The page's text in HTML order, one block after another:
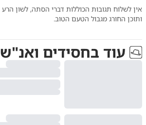
אין לשלוח תגובות הכוללות דברי הסתה, לשון הרע
ותוכן החורג מגבול הטעם הטוב.
עוד בחסידים ואנ"ש